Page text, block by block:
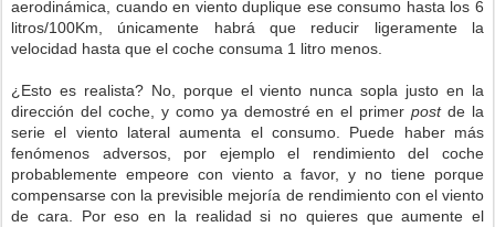
aerodinámica, cuando en viento duplique ese consumo hasta los 6
litros/100Km, únicamente habrá que reducir ligeramente la
velocidad hasta que el coche consuma 1 litro menos.
¿Esto es realista? No, porque el viento nunca sopla justo en la
dirección del coche, y como ya demostré en el primerpostde la
serie el viento lateral aumenta el consumo. Puede haber más
fenómenos adversos, por ejemplo el rendimiento del coche
probablemente empeore con viento a favor, y no tiene porque
compensarse con la previsible mejoría de rendimiento con el viento
de cara. Por eso en la realidad si no quieres que aumente el